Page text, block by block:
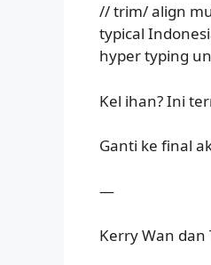
// trim/ align
typical
hyper typing
Kel ihan? Ini
Ganti ke final
—
Kerry Wan dan